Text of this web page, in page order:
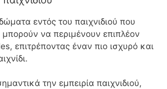
εντός του παιχνιδιού που
μπορούν να περιμένουν επιπλέον
επιτρέποντας έναν πιο ισχυρό και
την εμπειρία παιχνιδιού,